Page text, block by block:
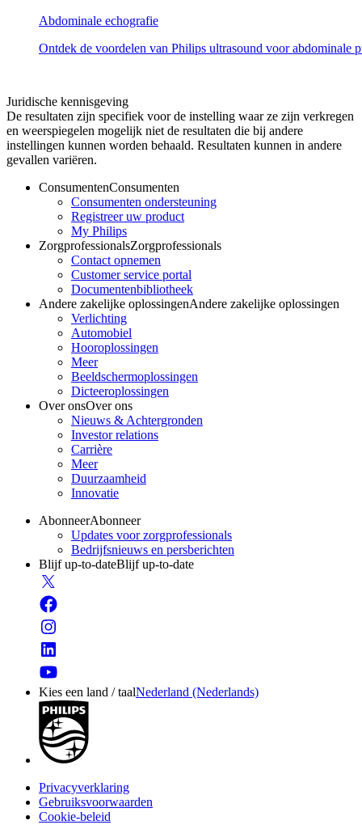
Abdominale echografie
Ontdek de voordelen van Philips ultrasound voor abdominale
Juridische kennisgeving
De resultaten zijn specifiek voor de instelling waar ze zijn verkregen
en weerspiegelen mogelijk niet de resultaten die bij andere
instellingen kunnen worden behaald. Resultaten kunnen in andere
gevallen variëren.
ConsumentenConsumenten
Consumenten ondersteuning
Registreer uw product
My Philips
ZorgprofessionalsZorgprofessionals
Contact opnemen
Customer service portal
Documentenbibliotheek
Andere zakelijke oplossingenAndere zakelijke oplossingen
Verlichting
Automobiel
Hooroplossingen
Meer
Beeldschermoplossingen
Dicteeroplossingen
Over onsOver ons
Nieuws & Achtergronden
Investor relations
Carrière
Meer
Duurzaamheid
Innovatie
AbonneerAbonneer
Updates voor zorgprofessionals
Bedrijfsnieuws en persberichten
Blijf up-to-dateBlijf up-to-date
Kies een land / taalNederland (Nederlands)
Privacyverklaring
Gebruiksvoorwaarden
Cookie-beleid